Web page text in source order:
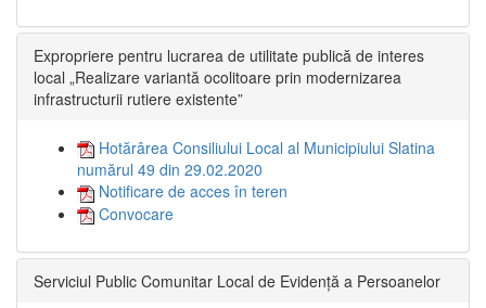
Expropriere pentru lucrarea de utilitate publică de interes
local „Realizare variantă ocolitoare prin modernizarea
infrastructurii rutiere existente”
Hotărârea Consiliului Local al Municipiului Slatina
numărul 49 din 29.02.2020
Notificare de acces în teren
Convocare
Serviciul Public Comunitar Local de Evidență a Persoanelor